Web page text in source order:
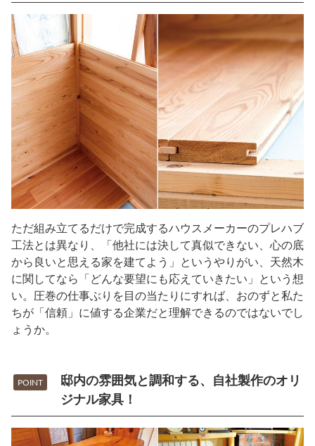
ただ組み立てるだけで完成するハウスメーカーのプレハブ
工法とは異なり、「他社には決して真似できない、心の底
から良いと思える家を建てよう」というやりがい、天然木
に関してなら「どんな要望にも応えていきたい」という想
い。圧巻の仕事ぶりを目の当たりにすれば、おのずと私た
ちが「信頼」に値する企業だと理解できるのではないでし
ょうか。
POINT
邸内の雰囲気と調和する、自社製作のオリ
ジナル家具！